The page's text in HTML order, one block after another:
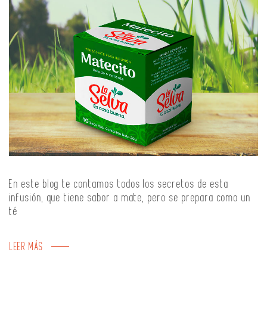
En este blog te contamos todos los secretos de esta
infusión, que tiene sabor a mate, pero se prepara como un
té
LEER MÁS